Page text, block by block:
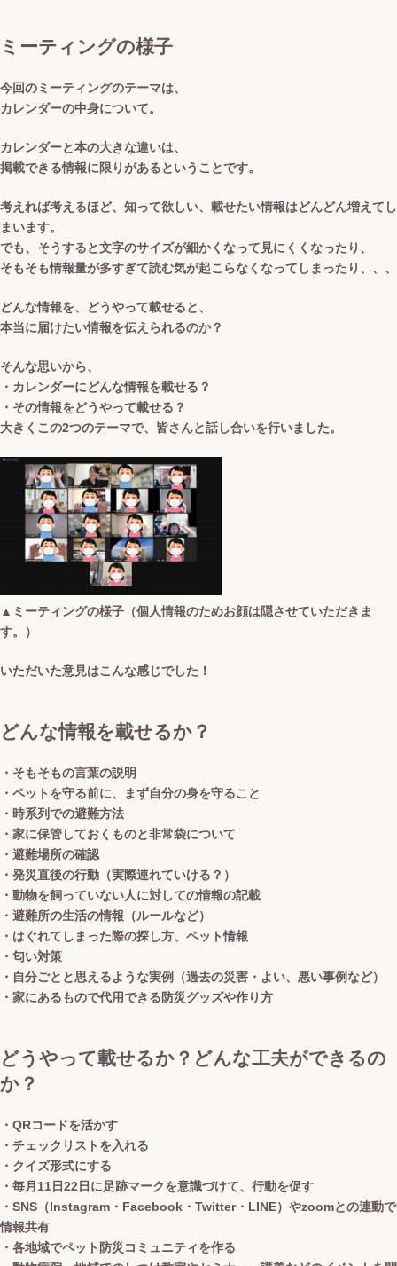
ミーティングの様子
今回のミーティングのテーマは、
カレンダーの中身について。
カレンダーと本の大きな違いは、
掲載できる情報に限りがあるということです。
考えれば考えるほど、知って欲しい、載せたい情報はどんどん増えてし
まいます。
でも、そうすると文字のサイズが細かくなって見にくくなったり、
そもそも情報量が多すぎて読む気が起こらなくなってしまったり、、、
どんな情報を、どうやって載せると、
本当に届けたい情報を伝えられるのか？
そんな思いから、
・カレンダーにどんな情報を載せる？
・その情報をどうやって載せる？
大きくこの2つのテーマで、皆さんと話し合いを行いました。
▲ミーティングの様子（個人情報のためお顔は隠させていただきま
す。）
いただいた意見はこんな感じでした！
どんな情報を載せるか？
・そもそもの言葉の説明
・ペットを守る前に、まず自分の身を守ること
・時系列での避難方法
・家に保管しておくものと非常袋について
・避難場所の確認
・発災直後の行動（実際連れていける？）
・動物を飼っていない人に対しての情報の記載
・避難所の生活の情報（ルールなど）
・はぐれてしまった際の探し方、ペット情報
・匂い対策
・自分ごとと思えるような実例（過去の災害・よい、悪い事例など）
・家にあるもので代用できる防災グッズや作り方
どうやって載せるか？どんな工夫ができるの
か？
・QRコードを活かす
・チェックリストを入れる
・クイズ形式にする
・毎月11日22日に足跡マークを意識づけて、行動を促す
・SNS（Instagram・Facebook・Twitter・LINE）やzoomとの連動で
情報共有
・各地域でペット防災コミュニティを作る